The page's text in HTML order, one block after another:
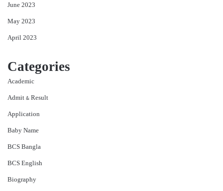
June 2023
May 2023
April 2023
Categories
Academic
Admit & Result
Application
Baby Name
BCS Bangla
BCS English
Biography